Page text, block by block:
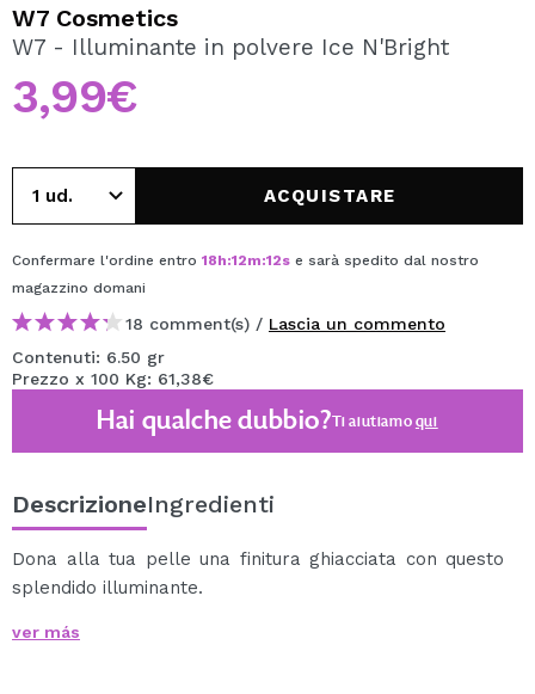
Creando un account su Maquibeauty.it potrai fare i tuoi
acquisti velocemente, controllare lo stato dei tuoi ordini e
consultare le tue operazioni precedenti.
CREARE UN ACCOUNT
W7 Cosmetics
W7 - Illuminante in polvere Ice N'Bright
3,99€
ACQUISTARE
Confermare l'ordine entro 18h:12m:11se sarà spedito dal nostro
magazzino domani
18 comment(s) / Lascia un commento
Contenuti: 6.50 gr
Prezzo x 100 Kg: 61,38€
Hai qualche dubbio?Ti aiutiamoqui
DescrizioneIngredienti
Dona alla tua pelle una finitura ghiacciata con questo
splendido illuminante.
lucentezza dorata.
ver más